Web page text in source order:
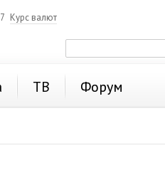
Курс валют
ТВ Форум